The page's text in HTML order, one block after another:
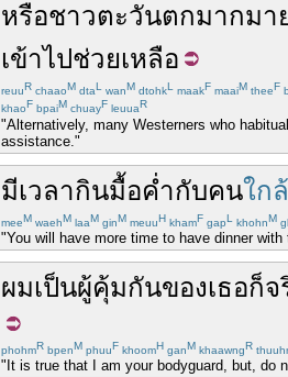
หรือชาวตะวันตกมากมา
เข้าไปช่วยเหลือ
reuuR chaaoM dtaL wanM dtohkL maakF maaiM theeF
khaoF bpaiM chuayF leuuaR
"Alternatively, many Westerners who
assistance."
มีเวลากินมื้อค่ำกับคนใก
meeM waehM laaM ginM meuuH khamF gapL khohnM
"You will have more time to have dinner
ผมเป็นผู้คุ้มกันของเธอก็จ
phohmR bpenM phuuF khoomH ganM khaawngR thuuhr
"It is true that I am your bodyguard, but, do